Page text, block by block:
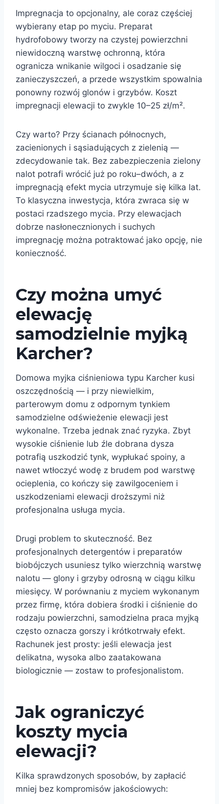
Impregnacja to opcjonalny, ale coraz częściej
wybierany etap po myciu. Preparat
hydrofobowy tworzy na czystej powierzchni
niewidoczną warstwę ochronną, która
ogranicza wnikanie wilgoci i osadzanie się
zanieczyszczeń, a przede wszystkim spowalnia
ponowny rozwój glonów i grzybów. Koszt
impregnacji elewacji to zwykle 10–25 zł/m².
Czy warto? Przy ścianach północnych,
zacienionych i sąsiadujących z zielenią —
zdecydowanie tak. Bez zabezpieczenia zielony
nalot potrafi wrócić już po roku–dwóch, a z
impregnacją efekt mycia utrzymuje się kilka lat.
To klasyczna inwestycja, która zwraca się w
postaci rzadszego mycia. Przy elewacjach
dobrze nasłonecznionych i suchych
impregnację można potraktować jako opcję, nie
konieczność.
Czy można umyć
elewację
samodzielnie myjką
Karcher?
Domowa myjka ciśnieniowa typu Karcher kusi
oszczędnością — i przy niewielkim,
parterowym domu z odpornym tynkiem
samodzielne odświeżenie elewacji jest
wykonalne. Trzeba jednak znać ryzyka. Zbyt
wysokie ciśnienie lub źle dobrana dysza
potrafią uszkodzić tynk, wypłukać spoiny, a
nawet wtłoczyć wodę z brudem pod warstwę
ocieplenia, co kończy się zawilgoceniem i
uszkodzeniami elewacji droższymi niż
profesjonalna usługa mycia.
Drugi problem to skuteczność. Bez
profesjonalnych detergentów i preparatów
biobójczych usuniesz tylko wierzchnią warstwę
nalotu — glony i grzyby odrosną w ciągu kilku
miesięcy. W porównaniu z myciem wykonanym
przez firmę, która dobiera środki i ciśnienie do
rodzaju powierzchni, samodzielna praca myjką
często oznacza gorszy i krótkotrwały efekt.
Rachunek jest prosty: jeśli elewacja jest
delikatna, wysoka albo zaatakowana
biologicznie — zostaw to profesjonalistom.
Jak ograniczyć
koszty mycia
elewacji?
Kilka sprawdzonych sposobów, by zapłacić
mniej bez kompromisów jakościowych: